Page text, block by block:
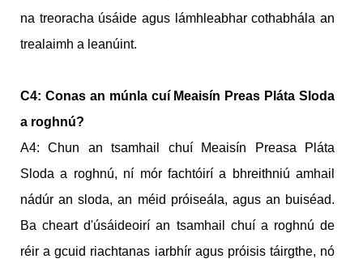
na treoracha úsáide agus lámhleabhar cothabhála an
trealaimh a leanúint.
C4: Conas an múnla cuí Meaisín Preas Pláta Sloda
a roghnú?
A4: Chun an tsamhail chuí Meaisín Preasa Pláta
Sloda a roghnú, ní mór fachtóirí a bhreithniú amhail
nádúr an sloda, an méid próiseála, agus an buiséad.
Ba cheart d'úsáideoirí an tsamhail chuí a roghnú de
réir a gcuid riachtanas iarbhír agus próisis táirgthe, nó